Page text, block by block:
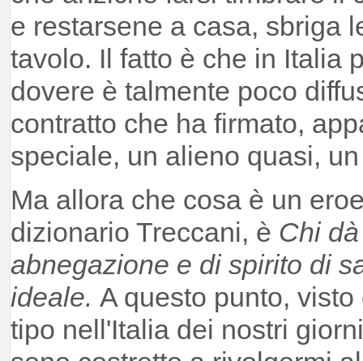
e restarsene a casa, sbriga
tavolo. Il fatto è che in Italia
dovere è talmente poco
contratto che ha firmato,
speciale, un alieno quasi,
Ma allora che cosa è un
dizionario Treccani, è Chi
abnegazione e di spirito di
ideale. A questo punto,
tipo nell'Italia dei nostri